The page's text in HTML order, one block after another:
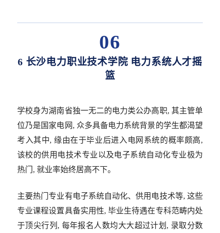
06
6 长沙电力职业技术学院 电力系统人才摇
篮
学校身为湖南省独一无二的电力类公办高职, 其主管单
位乃是国家电网, 众多具备电力系统背景的学生都渴望
考入其中, 缘由在于毕业后进入电网系统的概率颇高,
该校的供用电技术专业以及电子系统自动化专业极为
热门, 就业率始终居高不下。
主要热门专业有电子系统自动化、供用电技术等, 这些
专业课程设置具备实用性, 毕业生待遇在专科范畴内处
于顶尖行列, 每年报名人数均大大超过计划, 录取分数